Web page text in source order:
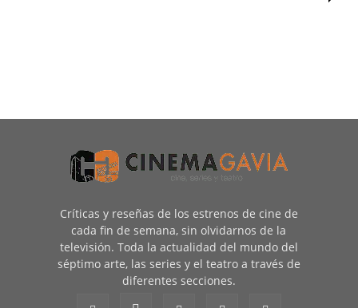
Críticas y reseñas de los estrenos de cine de
cada fin de semana, sin olvidarnos de la
televisión. Toda la actualidad del mundo del
séptimo arte, las series y el teatro a través de
diferentes secciones.